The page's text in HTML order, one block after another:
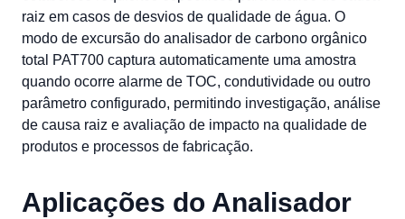
raiz em casos de desvios de qualidade de água. O
modo de excursão do analisador de carbono orgânico
total PAT700 captura automaticamente uma amostra
quando ocorre alarme de TOC, condutividade ou outro
parâmetro configurado, permitindo investigação, análise
de causa raiz e avaliação de impacto na qualidade de
produtos e processos de fabricação.
Aplicações do Analisador